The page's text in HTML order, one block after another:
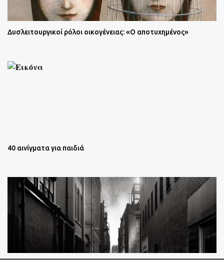
Δυσλειτουργικοί ρόλοι οικογένειας: «Ο αποτυχημένος»
40 αινίγματα για παιδιά